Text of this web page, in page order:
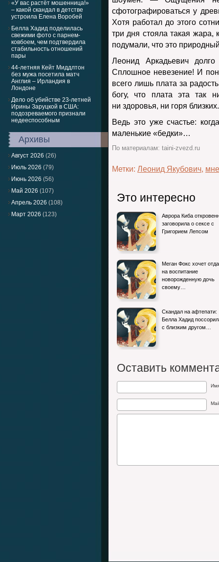
«У вас растёт мошенница!»
– какой скандал в детстве
устроила Елена Воробей
Белла Хадид поделилась
свежими фото с парнем-
ковбоем, чем подтвердила
стабильность отношений
пары
44-летняя Кейт Миддлтон
без мужа посетила матч
Англия – Ирландия в
Лондоне
Дело об убийстве 23-летней
Ирины Заруцкой в США:
подозреваемого признали
недееспособным
Архивы
Август 2026 (26)
Июль 2026 (79)
Июнь 2026 (56)
Май 2026 (107)
Апрель 2026 (108)
Март 2026 (123)
сфотографироваться у
Хотя работал до этого
три дня стояла такая
подумали, что это
Леонид Аркадьевич
Сплошное невезение! И
всего лишь плата за
богу, что плата эта так
ни здоровья, ни горя близких.
Ведь это уже счастье:
маленькие «бедки»…
По материалам: taini-zvezd.ru
Метки: Леонид Якубович,
Это интересно
Аврора Киба
заговорила о сексе с
Григорием Лепсом
Меган Фокс хочет
на воспитание
новорожденную дочь
своему…
Скандал на афтепати:
Белла Хадид
с близким другом…
Оставить